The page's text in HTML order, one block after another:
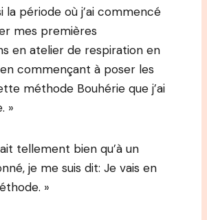
la période où j’ai commencé
mes premières
en atelier de respiration en
commençant à poser les
méthode Bouhérie que j’ai
»
tellement bien qu’à un
je me suis dit: Je vais en
»